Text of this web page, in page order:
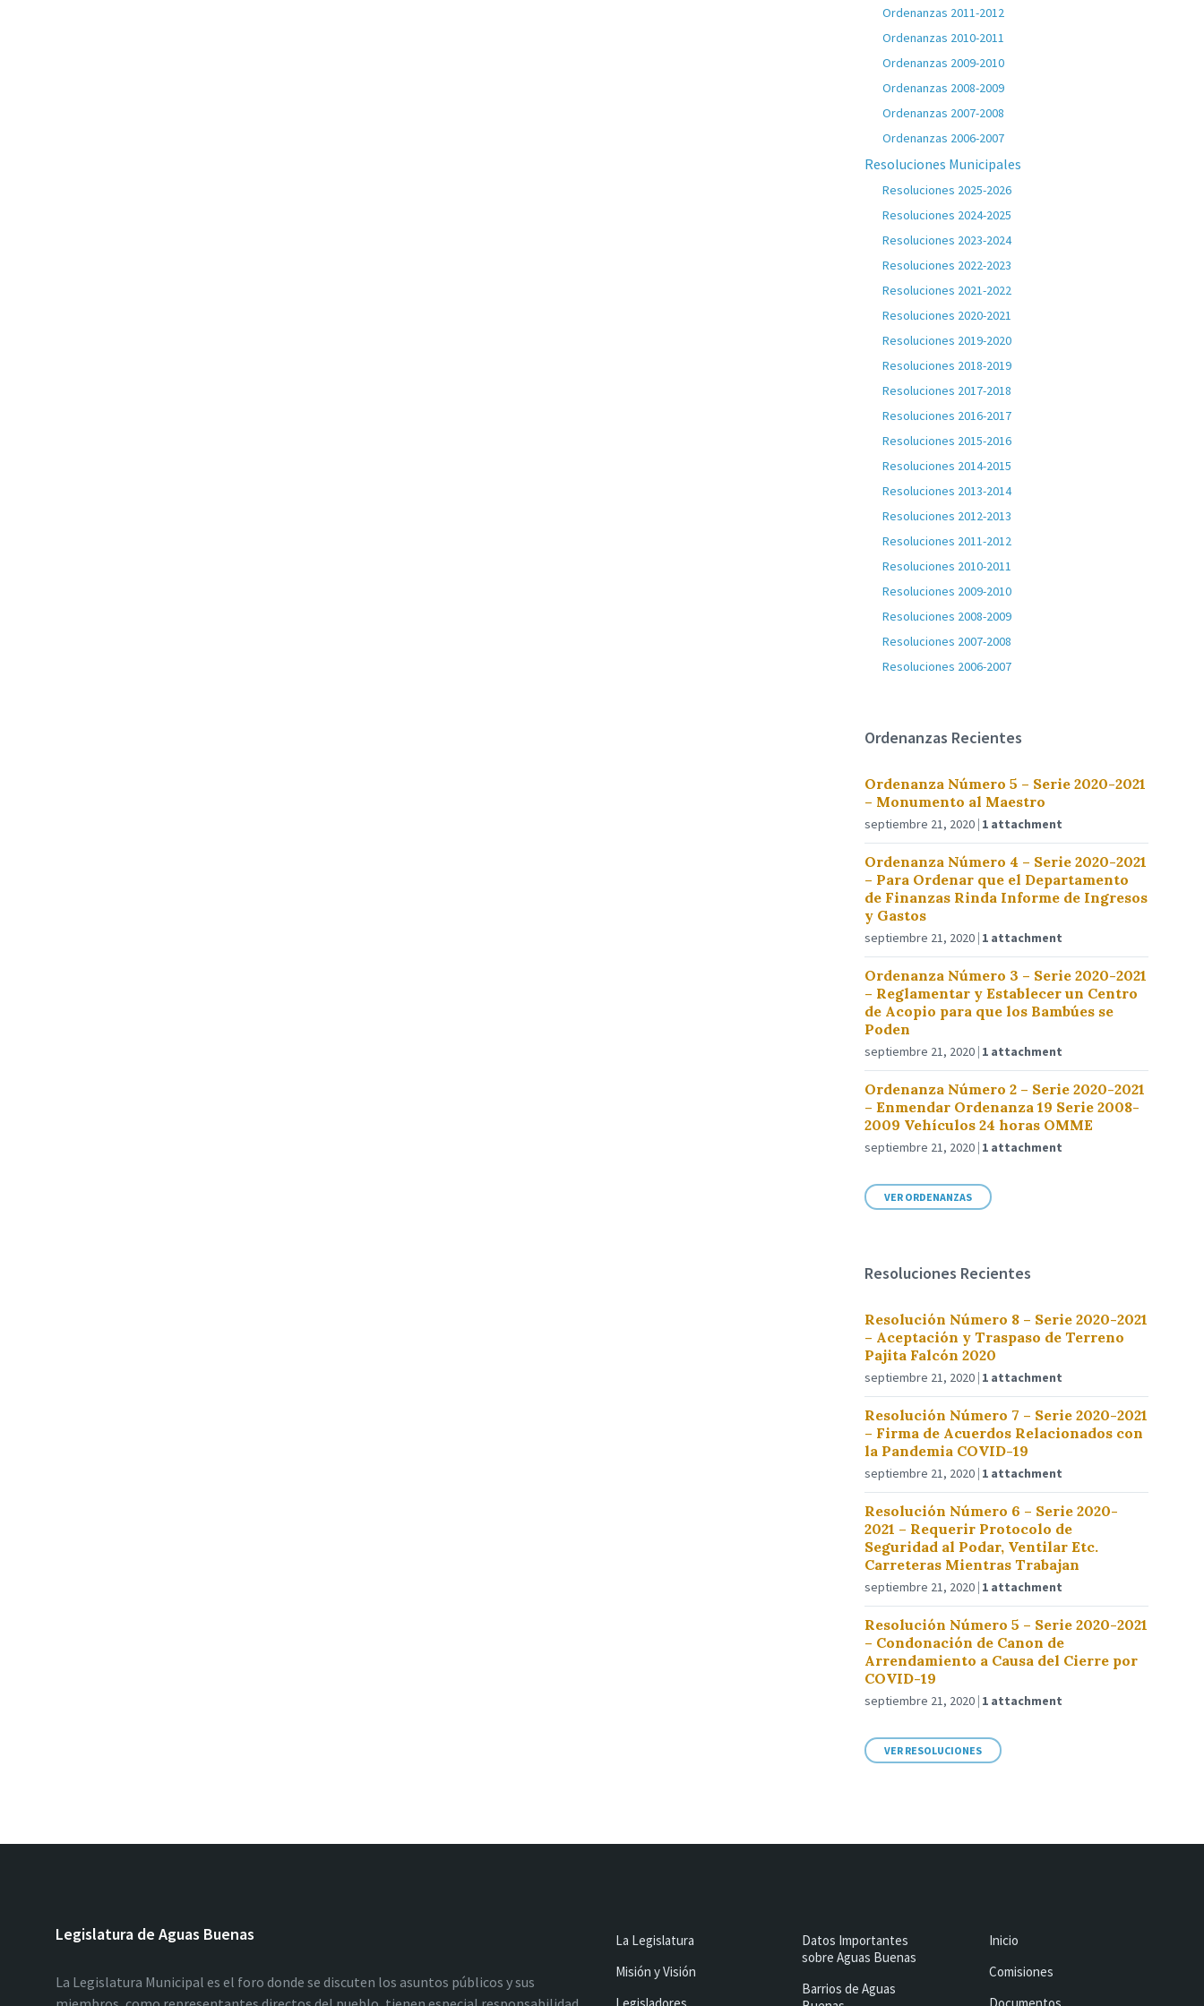
Ordenanzas 2011-2012
Ordenanzas 2010-2011
Ordenanzas 2009-2010
Ordenanzas 2008-2009
Ordenanzas 2007-2008
Ordenanzas 2006-2007
Resoluciones Municipales
Resoluciones 2025-2026
Resoluciones 2024-2025
Resoluciones 2023-2024
Resoluciones 2022-2023
Resoluciones 2021-2022
Resoluciones 2020-2021
Resoluciones 2019-2020
Resoluciones 2018-2019
Resoluciones 2017-2018
Resoluciones 2016-2017
Resoluciones 2015-2016
Resoluciones 2014-2015
Resoluciones 2013-2014
Resoluciones 2012-2013
Resoluciones 2011-2012
Resoluciones 2010-2011
Resoluciones 2009-2010
Resoluciones 2008-2009
Resoluciones 2007-2008
Resoluciones 2006-2007
Ordenanzas Recientes
Ordenanza Número 5 – Serie 2020-2021
– Monumento al Maestro
septiembre 21, 2020 1 attachment
Ordenanza Número 4 – Serie 2020-2021
– Para Ordenar que el Departamento
de Finanzas Rinda Informe de Ingresos
y Gastos
septiembre 21, 2020 1 attachment
Ordenanza Número 3 – Serie 2020-2021
– Reglamentar y Establecer un Centro
de Acopio para que los Bambúes se
Poden
septiembre 21, 2020 1 attachment
Ordenanza Número 2 – Serie 2020-2021
– Enmendar Ordenanza 19 Serie 2008-
2009 Vehículos 24 horas OMME
septiembre 21, 2020 1 attachment
VER ORDENANZAS
Resoluciones Recientes
Resolución Número 8 – Serie 2020-2021
– Aceptación y Traspaso de Terreno
Pajita Falcón 2020
septiembre 21, 2020 1 attachment
Resolución Número 7 – Serie 2020-2021
– Firma de Acuerdos Relacionados con
la Pandemia COVID-19
septiembre 21, 2020 1 attachment
Resolución Número 6 – Serie 2020-
2021 – Requerir Protocolo de
Seguridad al Podar, Ventilar Etc.
Carreteras Mientras Trabajan
septiembre 21, 2020 1 attachment
Resolución Número 5 – Serie 2020-2021
– Condonación de Canon de
Arrendamiento a Causa del Cierre por
COVID-19
septiembre 21, 2020 1 attachment
VER RESOLUCIONES
Legislatura de Aguas Buenas
La Legislatura Municipal es el foro donde se discuten los asuntos públicos y sus
La Legislatura
Misión y Visión
Datos Importantes
sobre Aguas Buenas
Barrios de Aguas
Inicio
Comisiones